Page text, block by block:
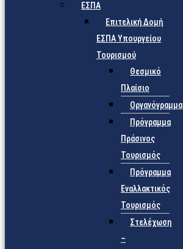
ΕΣΠΑ
Επιτελική Δομή
ΕΣΠΑ Υπουργείου
Τουρισμού
Θεσμικό
Πλαίσιο
Οργανόγραμμα
Πρόγραμμα
Πράσινος
Τουρισμός
Πρόγραμμα
Εναλλακτικός
Τουρισμός
Στελέχωση
–